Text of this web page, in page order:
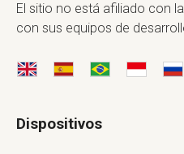
El sitio no está afiliado con
con sus equipos de
Dispositivos